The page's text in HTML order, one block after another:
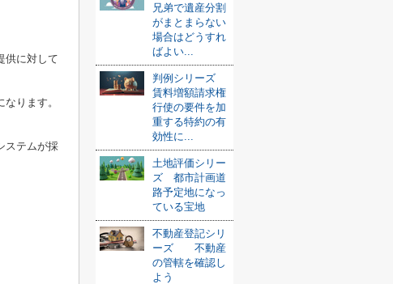
供に対して
ります。
ステムが採
兄弟で遺産分割
がまとまらない
場合はどうすれ
ばよい...
判例シリーズ
賃料増額請求権
行使の要件を加
重する特約の有
効性に...
土地評価シリー
ズ 都市計画道
路予定地になっ
ている宝地
不動産登記シリ
ーズ 不動産
の管轄を確認し
よう